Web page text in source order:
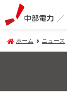
ホーム ニュース